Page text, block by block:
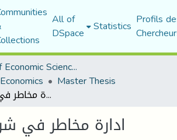
All of
DSpace Statistics Profils
Faculty of Economic Sciences, Commerce and Management Sciences
Master Thesis
ادارة مخاطر في شركات التامين
ادارة مخاطر في